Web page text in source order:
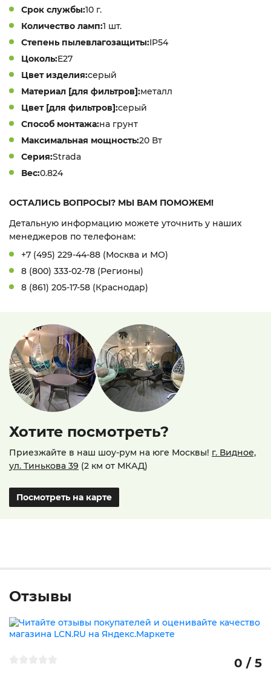
Срок службы:10 г.
Количество ламп:1 шт.
Степень пылевлагозащиты:IP54
Цоколь:E27
Цвет изделия:серый
Материал [для фильтров]:металл
Цвет [для фильтров]:серый
Способ монтажа:на грунт
Максимальная мощность:20 Вт
Серия:Strada
Вес:0.824
ОСТАЛИСЬ ВОПРОСЫ? МЫ ВАМ ПОМОЖЕМ!
Детальную информацию можете уточнить у наших
менеджеров по телефонам:
+7 (495) 229-44-88 (Москва и МО)
8 (800) 333-02-78 (Регионы)
8 (861) 205-17-58 (Краснодар)
Хотите посмотреть?
Приезжайте в наш шоу-рум на юге Москвы! г. Видное,
ул. Тинькова 39 (2 км от МКАД)
Посмотреть на карте
Отзывы
0 / 5